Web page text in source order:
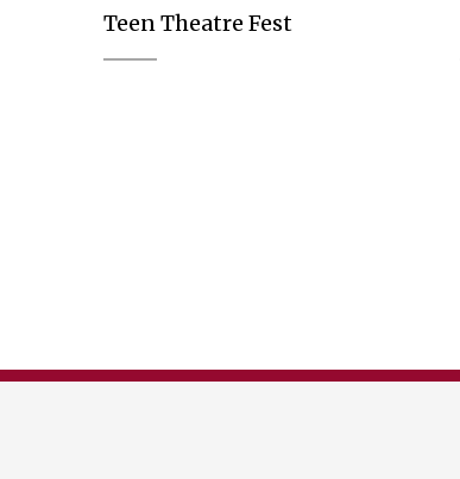
Teen Theatre Fest